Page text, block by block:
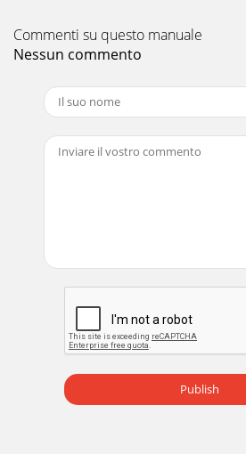
Commenti su questo manuale
Nessun commento
Publish